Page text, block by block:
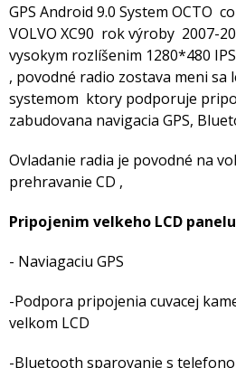
GPS Android 9.0 System OCTO
VOLVO XC90 rok výroby 2007-
vysokym rozlíšenim 1280*480
, povodné radio zostava meni sa
systemom ktory podporuje
zabudovana navigacia GPS,
Ovladanie radia je povodné na
prehravanie CD ,
Pripojenim velkeho LCD
- Naviagaciu GPS
-Podpora pripojenia cuvacej
velkom LCD
-Bluetooth sparovanie s